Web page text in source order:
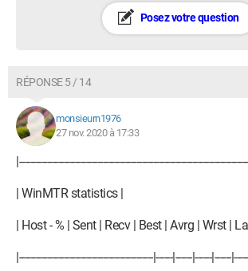
Posez votre question
RÉPONSE 5 / 14
monsieurn1976
27 nov. 2020 à 17:33
| WinMTR statistics |
| Host - % | Sent | Recv | Best | Avrg | Wrst |
|------------------------------------------------|------|------|------|------